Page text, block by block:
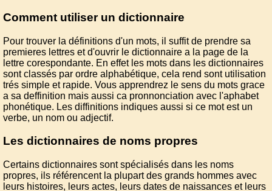
Comment utiliser un dictionnaire
Pour trouver la définitions d'un mots, il suffit de prendre sa
premieres lettres et d'ouvrir le dictionnaire a la page de la
lettre corespondante. En effet les mots dans les dictionnaires
sont classés par ordre alphabétique, cela rend sont utilisation
trés simple et rapide. Vous apprendrez le sens du mots grace
a sa deffinition mais aussi ca pronnonciation avec l'aphabet
phonétique. Les diffinitions indiques aussi si ce mot est un
verbe, un nom ou adjectif.
Les dictionnaires de noms propres
Certains dictionnaires sont spécialisés dans les noms
propres, ils référencent la plupart des grands hommes avec
leurs histoires, leurs actes, leurs dates de naissances et leurs